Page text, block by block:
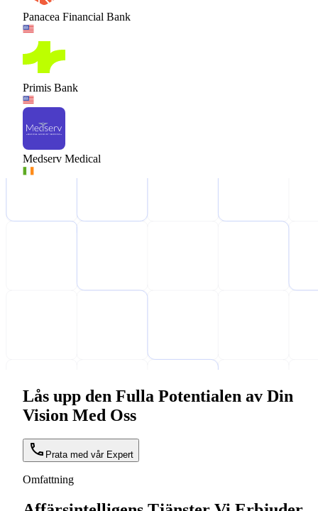
Panacea Financial Bank
Primis Bank
Medserv Medical
Lås upp den Fulla Potentialen av Din
Vision Med Oss
Prata med vår Expert
Omfattning